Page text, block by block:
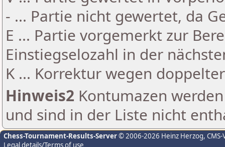
- ... Partie nicht gewertet, da
E ... Partie vorgemerkt zur
Einstiegselozahl in der
K ... Korrektur wegen
Hinweis2 Kontumazen
und sind in der Liste nicht
Chess-Tournament-Results-Server© 2006-2026 Heinz Herzog,
Legal details/Terms of use